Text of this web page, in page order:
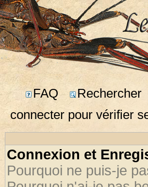
FAQ Rechercher
connecter pour vérifier
Connexion et
Pourquoi ne puis-je